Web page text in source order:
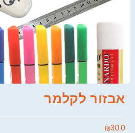
אבזור לקלמר
₪30.0